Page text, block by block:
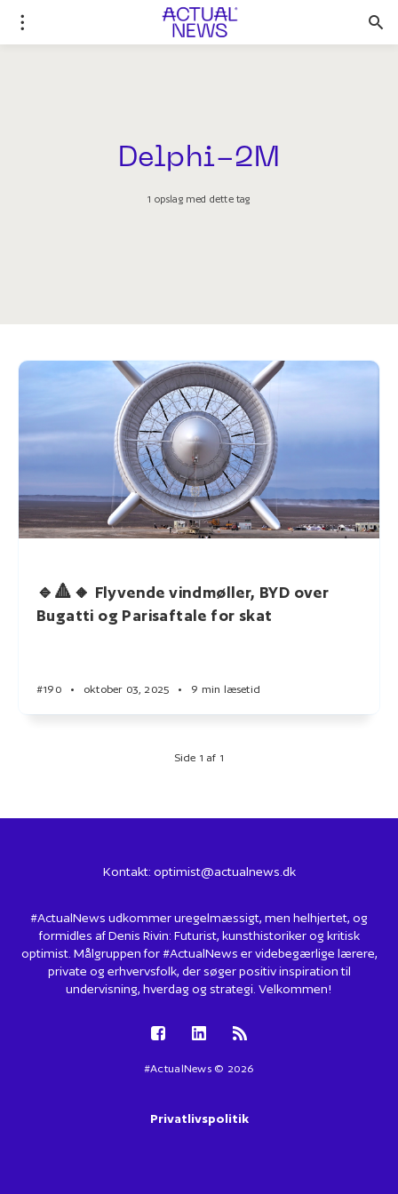
Delphi-2M
1 opslag med dette tag
🔹🔺🔸 Flyvende vindmøller, BYD over
Bugatti og Parisaftale for skat
#190 • oktober 03, 2025 • 9 min læsetid
Side 1 af 1
Kontakt: optimist@actualnews.dk
#ActualNews udkommer uregelmæssigt, men helhjertet, og
formidles af Denis Rivin: Futurist, kunsthistoriker og kritisk
optimist. Målgruppen for #ActualNews er videbegærlige lærere,
private og erhvervsfolk, der søger positiv inspiration til
undervisning, hverdag og strategi. Velkommen!
#ActualNews © 2026
Privatlivspolitik